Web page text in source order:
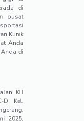
di
pusat
Klinik
Anda
di
KH
D, Kel.
2025,